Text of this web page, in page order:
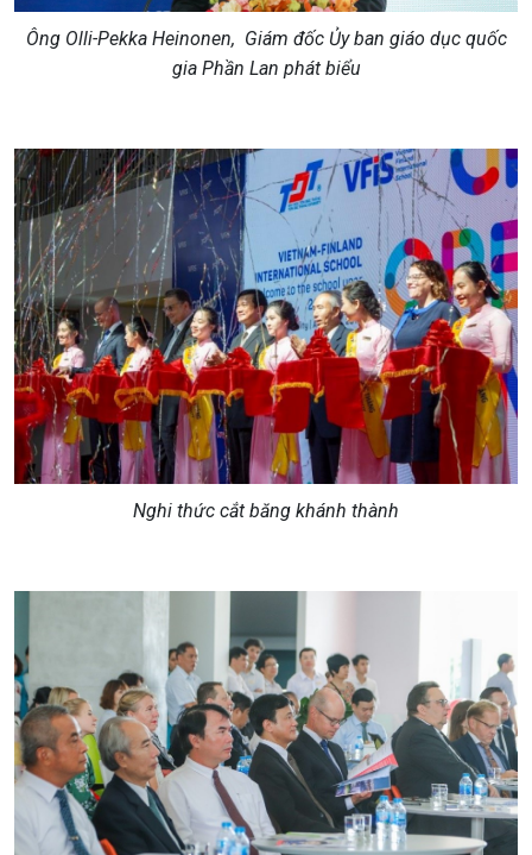
Ông Olli-Pekka Heinonen, Giám đốc Ủy ban giáo dục quốc
gia Phần Lan phát biểu
Nghi thức cắt băng khánh thành